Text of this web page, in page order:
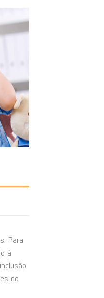
Para
à
do